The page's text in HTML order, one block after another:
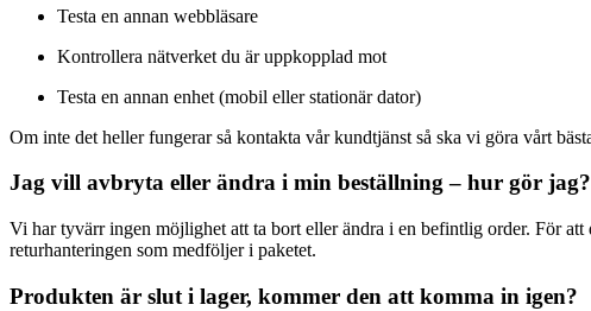
Testa en annan webbläsare
Kontrollera nätverket du är uppkopplad mot
Testa en annan enhet (mobil eller stationär dator)
Om inte det heller fungerar så kontakta vår kundtjänst så ska vi göra vårt
Jag vill avbryta eller ändra i min beställning – hur gör jag?
Vi har tyvärr ingen möjlighet att ta bort eller ändra i en befintlig order. För
returhanteringen som medföljer i paketet.
Produkten är slut i lager, kommer den att komma in igen?